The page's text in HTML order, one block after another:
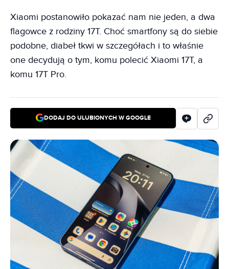
Xiaomi postanowiło pokazać nam nie jeden, a dwa
flagowce z rodziny 17T. Choć smartfony są do siebie
podobne, diabeł tkwi w szczegółach i to właśnie
one decydują o tym, komu polecić Xiaomi 17T, a
komu 17T Pro.
DODAJ DO ULUBIONYCH W GOOGLE